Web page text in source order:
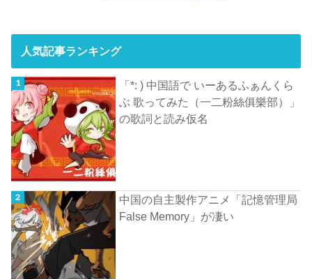
人気記事ランキング
「*: ) 中国語で いーあるふぁんくら
ぶ 歌ってみた（一二粉絲俱樂部）」
の歌詞と読み仮名
中国の自主製作アニメ「記憶管理局
False Memory」が凄い